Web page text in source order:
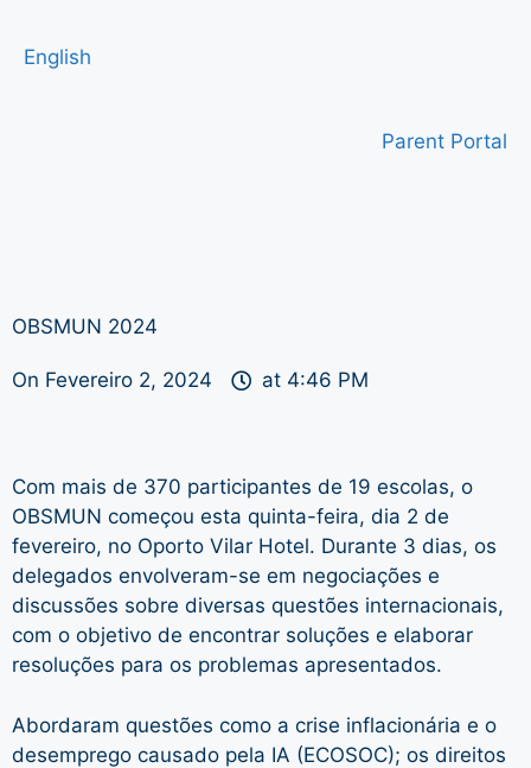
English
Parent Portal
OBSMUN 2024
On Fevereiro 2, 2024 at 4:46 PM
Com mais de 370 participantes de 19 escolas, o
OBSMUN começou esta quinta-feira, dia 2 de
fevereiro, no Oporto Vilar Hotel. Durante 3 dias, os
delegados envolveram-se em negociações e
discussões sobre diversas questões internacionais,
com o objetivo de encontrar soluções e elaborar
resoluções para os problemas apresentados.
Abordaram questões como a crise inflacionária e o
desemprego causado pela IA (ECOSOC); os direitos